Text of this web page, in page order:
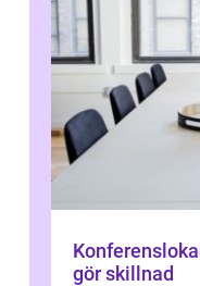
gör skillnad